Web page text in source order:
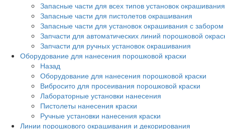
Запасные части для всех типов установок окрашивания
Запасные части для пистолетов окрашивания
Запасные части для установок окрашивания с забором
Запчасти для автоматических линий порошковой
Запчасти для ручных установок окрашивания
Оборудование для нанесения порошковой краски
Назад
Оборудование для нанесения порошковой краски
Вибросито для просеивания порошковой краски
Лабораторные установки нанесения
Пистолеты нанесения краски
Ручные установки нанесения краски
Линии порошкового окрашивания и декорирования